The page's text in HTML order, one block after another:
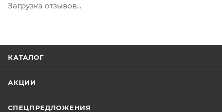
Загрузка отзывов...
КАТАЛОГ
АКЦИИ
СПЕЦПРЕДЛОЖЕНИЯ